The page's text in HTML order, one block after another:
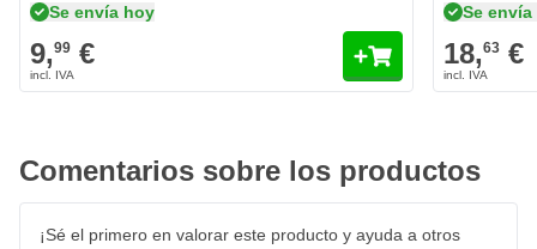
Tipo de construcción: Malla abierta (estructura en red)
Material abrasivo: Grano cerámico / recubrimiento cerámico
Tipo de fijación: Velcro
composites
Tipo de unión: Resina sobre resina (Resin over resin)
Recubrimiento: Capa cerrada de grano (closed coat)
Se envía hoy
9,99 €
Se
18,63 €
Comentarios sobre los productos
¡Sé el primero en valorar este producto y ayuda a otros